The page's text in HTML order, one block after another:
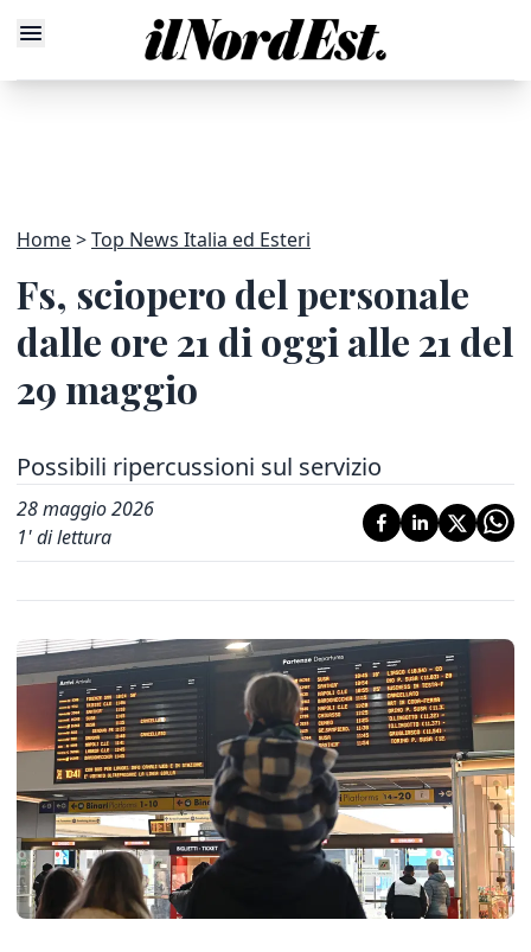
Home Top News Italia ed Esteri
Fs, sciopero del personale
dalle ore 21 di oggi alle 21 del
29 maggio
Possibili ripercussioni sul servizio
28 maggio 2026
1' di lettura